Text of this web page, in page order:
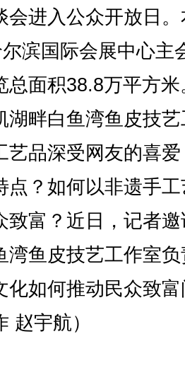
会进入公众开放日。
尔滨国际会展中心主
总面积38.8万平方米
湖畔白鱼湾鱼皮技
艺品深受网友的喜
点？如何以非遗手
致富？近日，记者
湾鱼皮技艺工作室
化如何推动民众致
赵宇航）